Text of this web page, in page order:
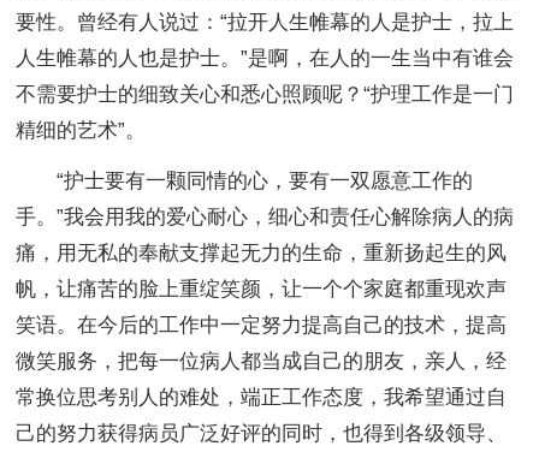
要性。曾经有人说过：“拉开人生帷幕的人是护士，拉上
人生帷幕的人也是护士。”是啊，在人的一生当中有谁会
不需要护士的细致关心和悉心照顾呢？“护理工作是一门
精细的艺术”。
“护士要有一颗同情的心，要有一双愿意工作的
手。”我会用我的爱心耐心，细心和责任心解除病人的病
痛，用无私的奉献支撑起无力的生命，重新扬起生的风
帆，让痛苦的脸上重绽笑颜，让一个个家庭都重现欢声
笑语。在今后的工作中一定努力提高自己的技术，提高
微笑服务，把每一位病人都当成自己的朋友，亲人，经
常换位思考别人的难处，端正工作态度，我希望通过自
己的努力获得病员广泛好评的同时，也得到各级领导、